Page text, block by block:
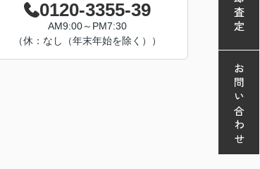
0120-3355-39
AM9:00～PM7:30
（休：なし（年末年始を除く））
お問い合わせ